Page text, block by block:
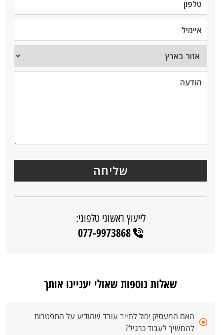
לייעוץ ראשוני טלפוני:
077-9973868
שאלות נוספות שאולי יעניינו אותך
האם המעסיק יכול לחייב עובד שהודיע על התפטרות
להמשיך לעבוד כרגיל?